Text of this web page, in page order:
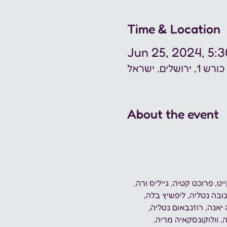
Time & Location
Jun 25, 2024,
ישראל
About the event
פרוכט קטיה, גייליס ורה,
נטליה, ליפשיץ בלה,
רוזנבאום נטליה,
וולוקונסקאיה מריה,